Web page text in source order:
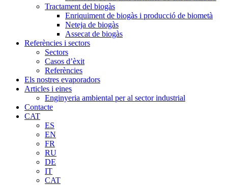
Tractament del biogàs
Enriquiment de biogàs i producció de biometà
Neteja de biogàs
Assecat de biogàs
Referències i sectors
Sectors
Casos d’èxit
Referències
Els nostres evaporadors
Articles i eines
Enginyeria ambiental per al sector industrial
Contacte
CAT
ES
EN
FR
RU
DE
IT
CAT